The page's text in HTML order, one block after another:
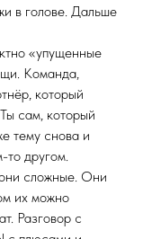
в голове. Дальше
«упущенные
Команда,
который
сам, который
тему снова и
то другом.
сложные. Они
их можно
Разговор с